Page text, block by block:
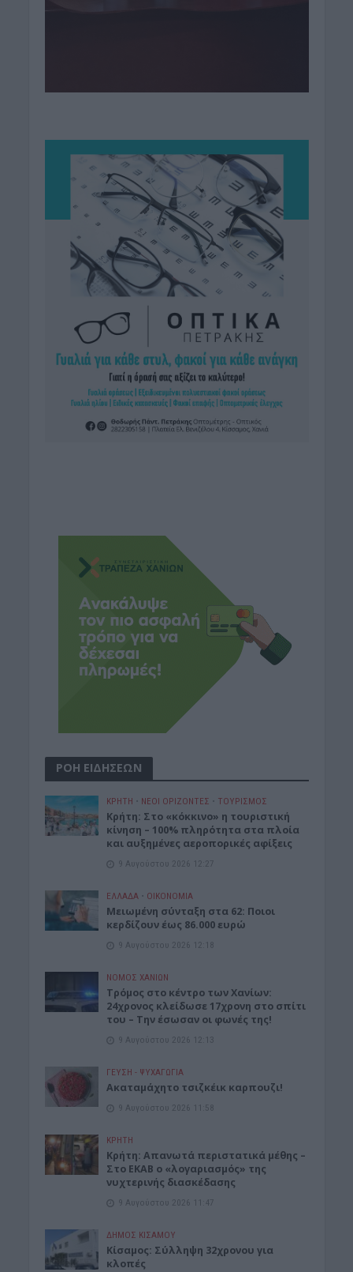
ΡΟΗ ΕΙΔΗΣΕΩΝ
ΚΡΗΤΗ • ΝΕΟΙ ΟΡΙΖΟΝΤΕΣ • ΤΟΥΡΙΣΜΟΣ
Κρήτη: Στο «κόκκινο» η τουριστική
κίνηση – 100% πληρότητα στα πλοία
και αυξημένες αεροπορικές αφίξεις
9 Αυγούστου 2026 12:27
ΕΛΛΑΔΑ • ΟΙΚΟΝΟΜΙΑ
Μειωμένη σύνταξη στα 62: Ποιοι
κερδίζουν έως 86.000 ευρώ
9 Αυγούστου 2026 12:18
ΝΟΜΌΣ ΧΑΝΊΩΝ
Τρόμος στο κέντρο των Χανίων:
24χρονος κλείδωσε 17χρονη στο σπίτι
του – Την έσωσαν οι φωνές της!
9 Αυγούστου 2026 12:13
ΓΕΎΣΗ - ΨΥΧΑΓΩΓΊΑ
Ακαταμάχητο τσιζκέικ καρπουζι!
9 Αυγούστου 2026 11:58
ΚΡΗΤΗ
Κρήτη: Απανωτά περιστατικά μέθης –
Στο ΕΚΑΒ ο «λογαριασμός» της
νυχτερινής διασκέδασης
9 Αυγούστου 2026 11:47
ΔΉΜΟΣ ΚΙΣΆΜΟΥ
Κίσαμος: Σύλληψη 32χρονου για
κλοπές